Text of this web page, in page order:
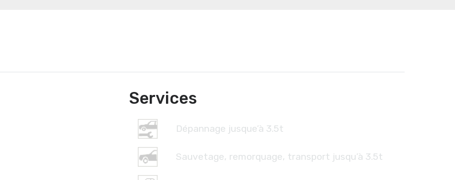
Services
Dépannage jusque’à 3.5t
Sauvetage, remorquage, transport jusqu’à 3.5t